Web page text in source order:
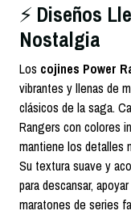
⚡ Diseños
Nostalgia
Los cojines Power
vibrantes y llenas de
clásicos de la saga.
Rangers con colores
mantiene los detalles
Su textura suave y
para descansar,
maratones de series